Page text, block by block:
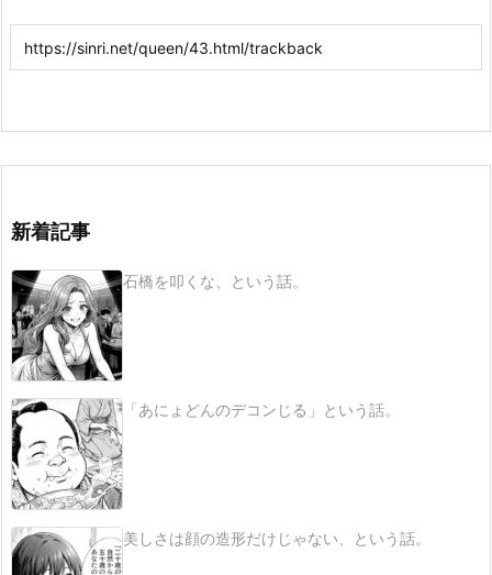
新着記事
石橋を叩くな、という話。
「あにょどんのデコンじる」という話。
美しさは顔の造形だけじゃない、という話。